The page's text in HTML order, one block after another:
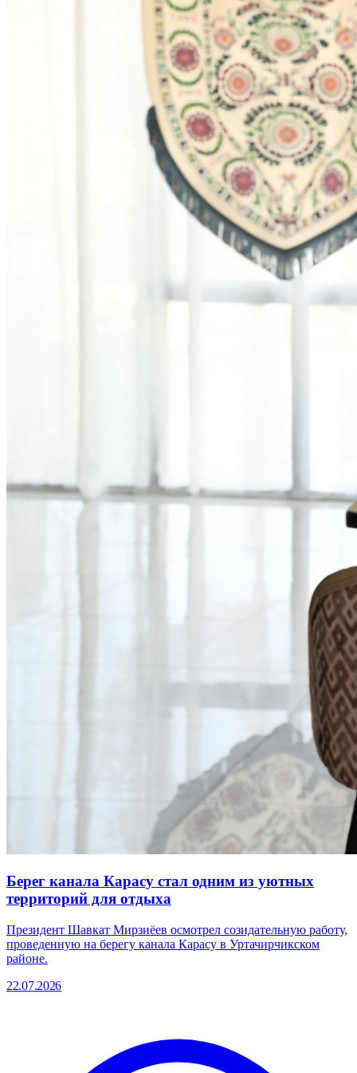
Берег канала Карасу стал одним из уютных
территорий для отдыха
Президент Шавкат Мирзиёев осмотрел созидательную работу,
проведенную на берегу канала Карасу в Уртачирчикском
районе.
22.07.2026